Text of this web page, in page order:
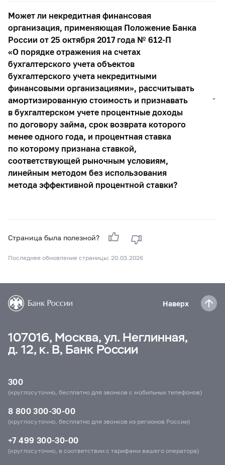
Может ли некредитная финансовая
организация, применяющая Положение Банка
России от 25 октября 2017 года № 612-П
«О порядке отражения на счетах
бухгалтерского учета объектов
бухгалтерского учета некредитными
финансовыми организациями», рассчитывать
амортизированную стоимость и признавать
в бухгалтерском учете процентные доходы
по договору займа, срок возврата которого
менее одного года, и процентная ставка
по которому признана ставкой,
соответствующей рыночным условиям,
линейным методом без использования
метода эффективной процентной ставки?
Страница была полезной?
Последнее обновление страницы: 20.03.2026
Наверх
107016, Москва, ул. Неглинная,
д. 12, к. В, Банк России
300
(круглосуточно, бесплатно для звонков с мобильных телефонов)
8 800 300-30-00
(круглосуточно, бесплатно для звонков из регионов России)
+7 499 300-30-00
(круглосуточно, в соответствии с тарифами вашего оператора)